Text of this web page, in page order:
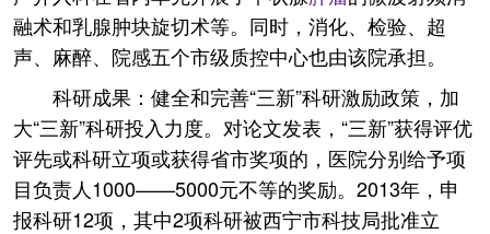
融术和乳腺肿块旋切术等。同时，消化、检验、超
声、麻醉、院感五个市级质控中心也由该院承担。
科研成果：健全和完善“三新”科研激励政策，加
大“三新”科研投入力度。对论文发表，“三新”获得评优
评先或科研立项或获得省市奖项的，医院分别给予项
目负责人1000——5000元不等的奖励。2013年，申
报科研12项，其中2项科研被西宁市科技局批准立